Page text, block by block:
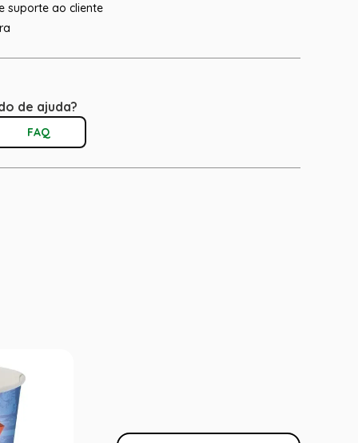
suporte ao cliente
de ajuda?
FAQ